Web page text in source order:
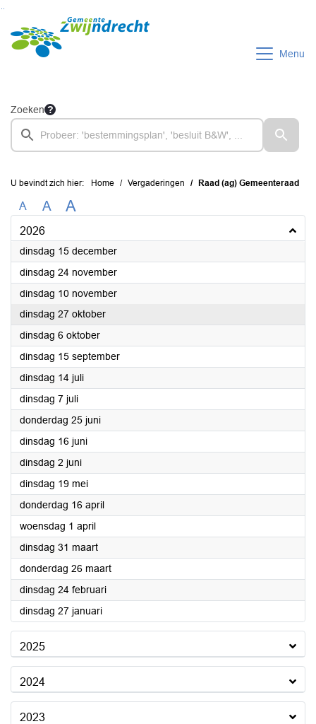
Ga naar de inhoud van deze pagina
Ga naar het zoeken
Ga naar het menu
Menu
Zoeken
U bevindt zich hier: Home Vergaderingen Raad (ag) Gemeenteraad
A A A
2026
dinsdag 15 december2026
dinsdag 24 november2026
dinsdag 10 november2026
dinsdag 27 oktober2026
dinsdag 6 oktober2026
dinsdag 15 september2026
dinsdag 14 juli2026
dinsdag 7 juli2026
donderdag 25 juni2026
dinsdag 16 juni2026
dinsdag 2 juni2026
dinsdag 19 mei2026
donderdag 16 april2026
woensdag 1 april2026
dinsdag 31 maart2026
donderdag 26 maart2026
dinsdag 24 februari2026
dinsdag 27 januari2026
2025
2024
2023